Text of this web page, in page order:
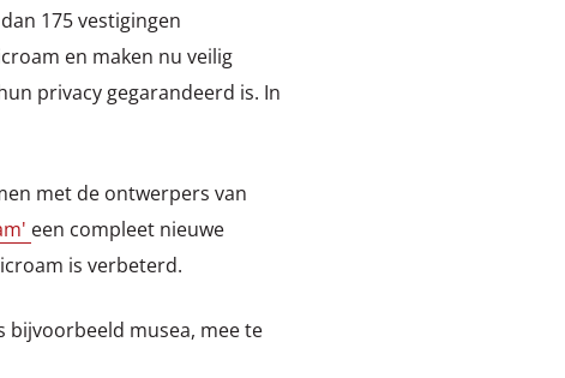
175 vestigingen
en maken nu veilig
privacy gegarandeerd is. In
met de ontwerpers van
een compleet nieuwe
is verbeterd.
bijvoorbeeld musea, mee te